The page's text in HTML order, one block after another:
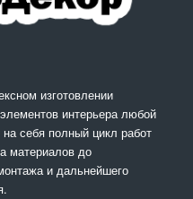
изготовлении
интерьера любой
себя полный цикл работ
материалов до
и дальнейшего